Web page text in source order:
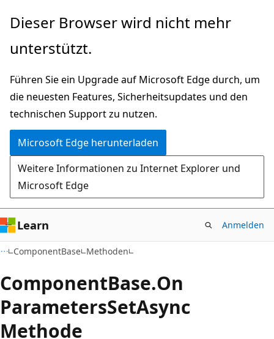
Zu
wechseln
Zur
springen
Dieser Browser wird nicht mehr
unterstützt.
Führen Sie ein Upgrade auf Microsoft Edge durch, um
die neuesten Features, Sicherheitsupdates und den
technischen Support zu nutzen.
Microsoft Edge herunterladen
Weitere Informationen zu Internet Explorer und
Microsoft Edge
Learn Anmelden
ComponentBase Methoden
ComponentBase.On
ParametersSetAsync
Methode